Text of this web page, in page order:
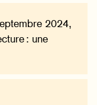
2024,
: une